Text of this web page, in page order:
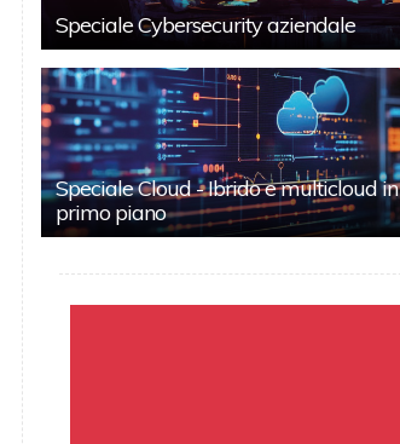
Speciale Cybersecurity aziendale
Speciale Cloud - Ibrido e multicloud in
primo piano